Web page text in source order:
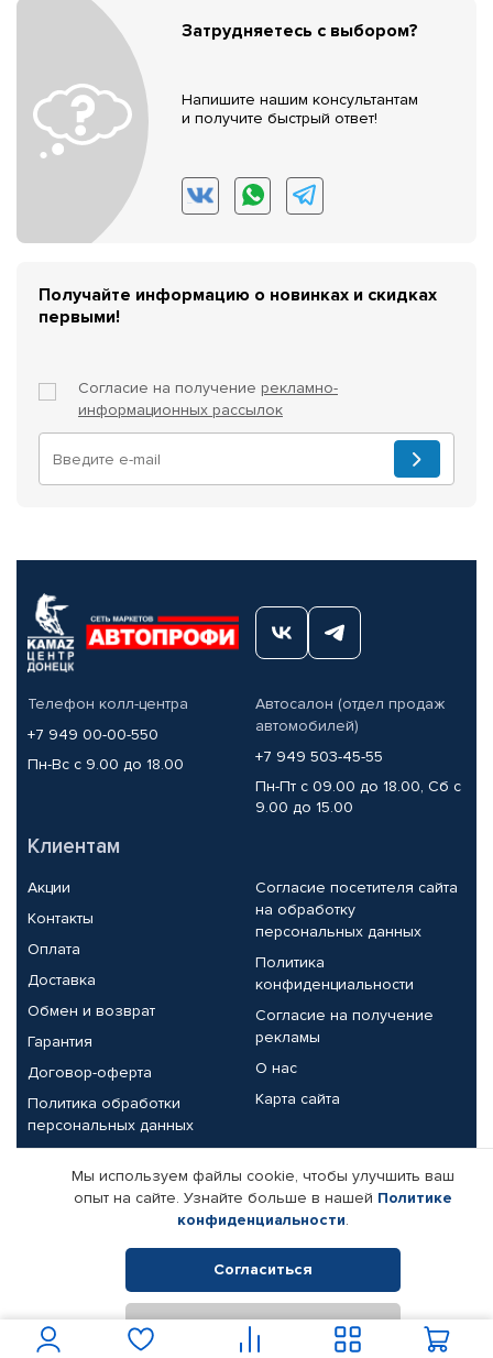
Затрудняетесь с выбором?
Напишите нашим консультантам
и получите быстрый ответ!
Получайте информацию о новинках и скидках
первыми!
Согласие на получение рекламно-
информационных рассылок
Телефон колл-центра
+7 949 00-00-550
Пн-Вс с 9.00 до 18.00
Автосалон (отдел продаж
автомобилей)
+7 949 503-45-55
Пн-Пт с 09.00 до 18.00, Сб с
9.00 до 15.00
Клиентам
Акции
Контакты
Оплата
Доставка
Обмен и возврат
Гарантия
Договор-оферта
Политика обработки
персональных данных
Согласие посетителя сайта
на обработку
персональных данных
Политика
конфиденциальности
Согласие на получение
рекламы
О нас
Карта сайта
Партнерам
Корпоративным клиентам
Поставщикам
Реквизиты компании
© КАМАЗ ЦЕНТР ДОНЕЦК, 2015-2026. Все права защищены.
Интернет-магазин автомобильных товаров Автопрофи.
Мы используем файлы cookie, чтобы улучшить ваш
опыт на сайте. Узнайте больше в нашей Политике
конфиденциальности.
Согласиться
Отклонить